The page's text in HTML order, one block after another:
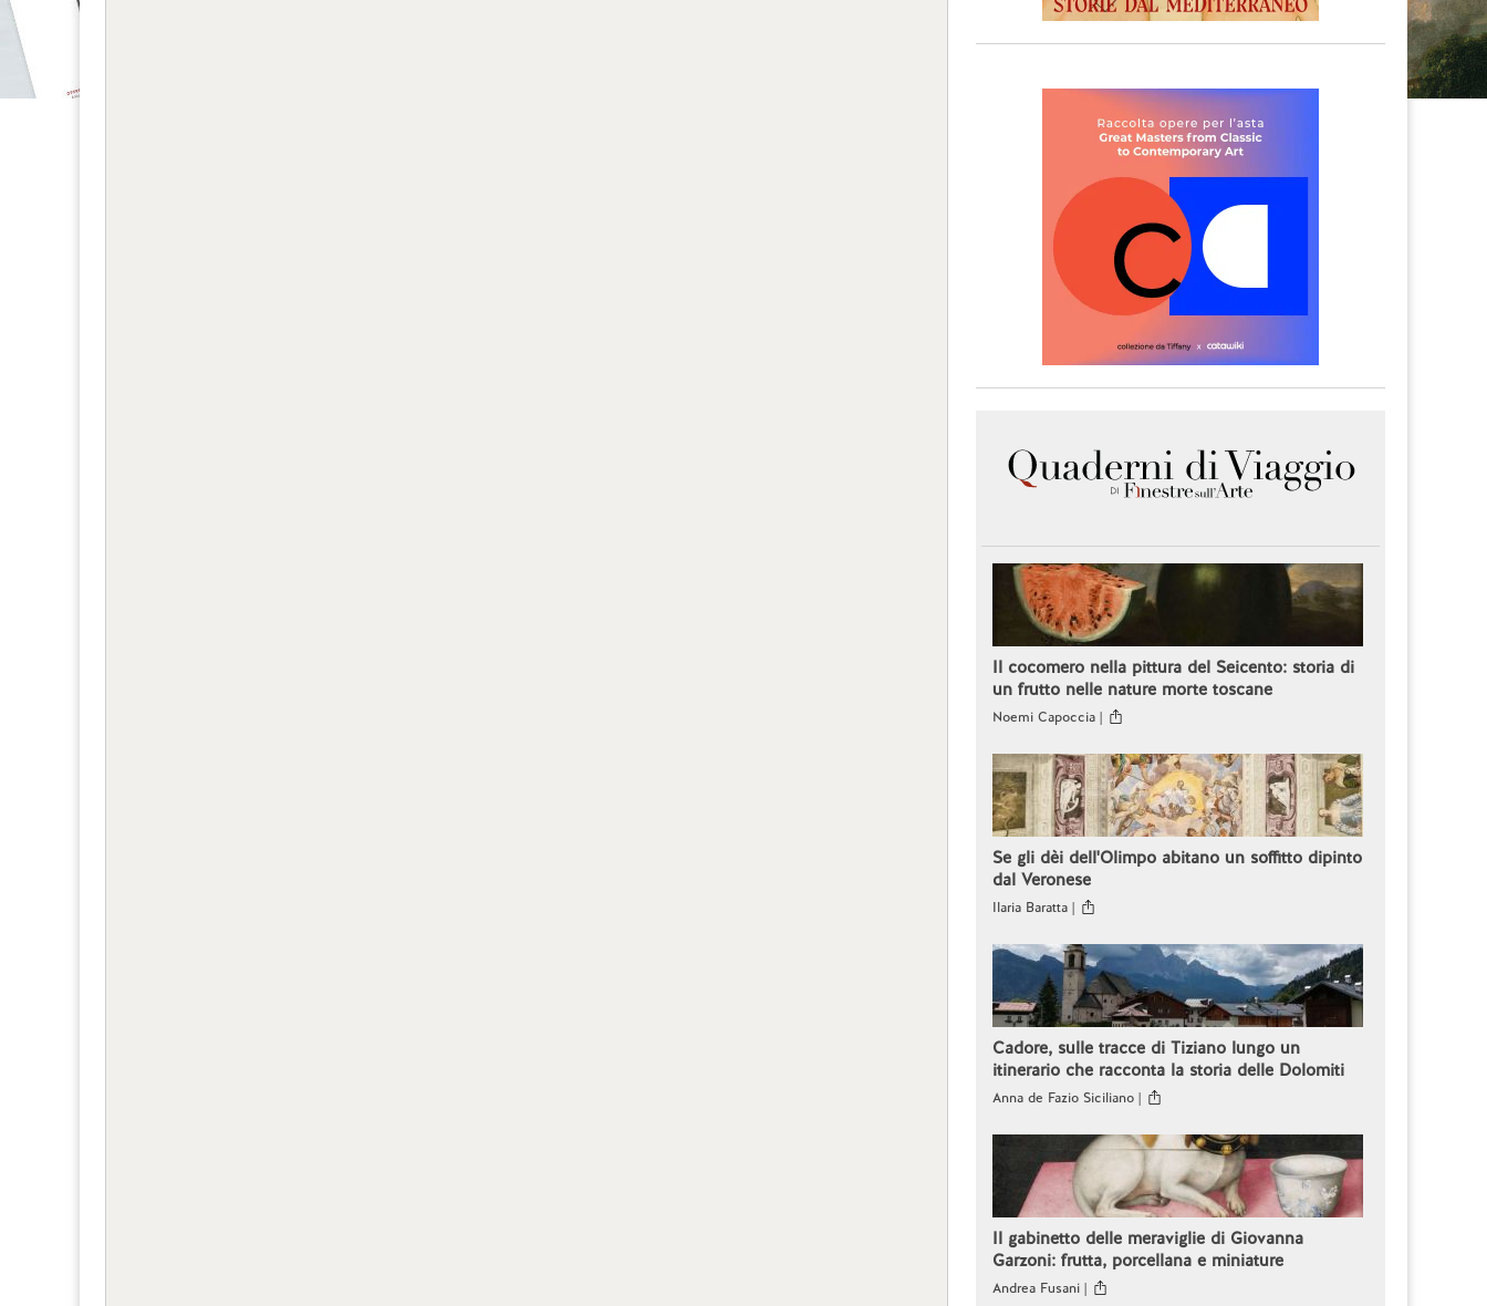
Il cocomero nella pittura del Seicento: storia di
un frutto nelle nature morte toscane
Noemi Capoccia |
Se gli dèi dell'Olimpo abitano un soffitto dipinto
dal Veronese
Ilaria Baratta |
Cadore, sulle tracce di Tiziano lungo un
itinerario che racconta la storia delle Dolomiti
Anna de Fazio Siciliano |
Il gabinetto delle meraviglie di Giovanna
Garzoni: frutta, porcellana e miniature
Andrea Fusani |